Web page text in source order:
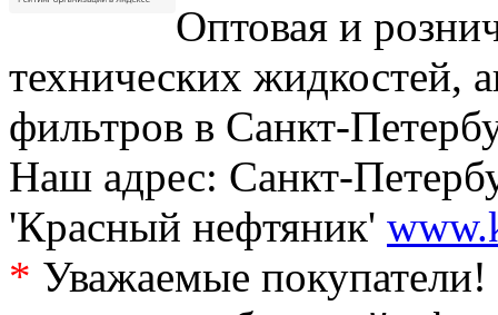
Оптовая и
технических жидкостей,
фильтров в Санкт-
Наш адрес: Санкт-
'Красный нефтяник'
* Уважаемые